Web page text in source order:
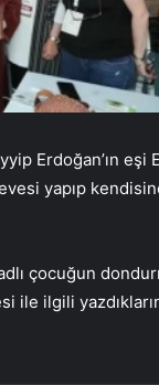
Erdoğan’ın
yapıp
çocuğun
ile ilgili